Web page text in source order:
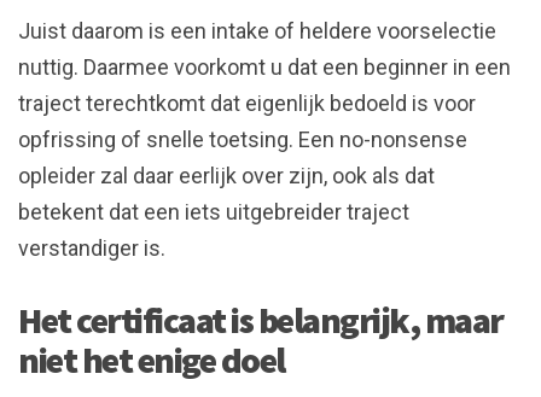
Juist daarom is een intake of heldere voorselectie
nuttig. Daarmee voorkomt u dat een beginner in een
traject terechtkomt dat eigenlijk bedoeld is voor
opfrissing of snelle toetsing. Een no-nonsense
opleider zal daar eerlijk over zijn, ook als dat
betekent dat een iets uitgebreider traject
verstandiger is.
Het certificaat is belangrijk, maar
niet het enige doel